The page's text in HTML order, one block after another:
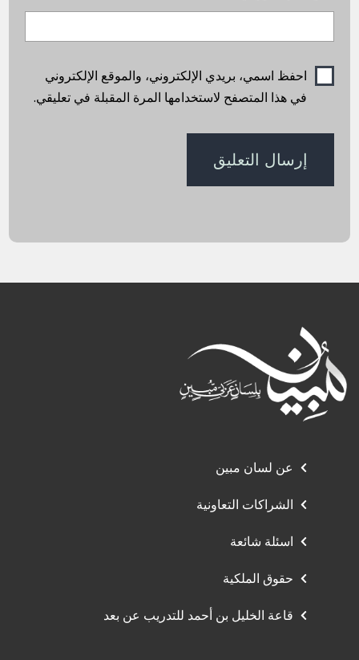
احفظ اسمي، بريدي الإلكتروني، والموقع الإلكتروني
في هذا المتصفح لاستخدامها المرة المقبلة في تعليقي.
عن لسان مبين
الشراكات التعاونية
اسئلة شائعة
حقوق الملكية
قاعة الخليل بن أحمد للتدريب عن بعد